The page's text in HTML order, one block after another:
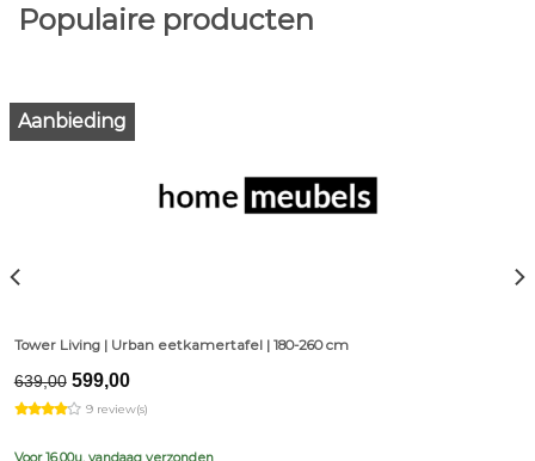
Populaire producten
Aanbieding
Tower Living | Urban eetkamertafel | 180-260 cm
639,00 Original
price
was:
599,00Current
is:
9 review(s)